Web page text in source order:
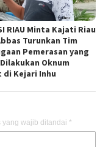
RIAU Minta Kajati Riau
Turunkan Tim
Pemerasan yang
Oknum
di Kejari Inhu
yang wajib ditandai *